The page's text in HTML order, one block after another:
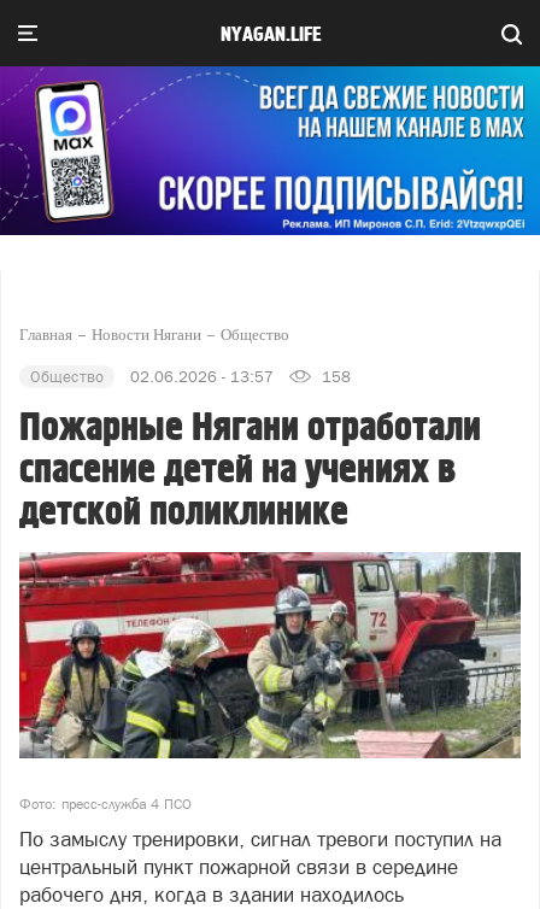
NYAGAN.LIFE
Главная Новости Нягани Общество
Общество 02.06.2026 - 13:57 158
Пожарные Нягани отработали
спасение детей на учениях в
детской поликлинике
Фото: пресс-служба 4 ПСО
По замыслу тренировки, сигнал тревоги поступил на
центральный пункт пожарной связи в середине
рабочего дня, когда в здании находилось